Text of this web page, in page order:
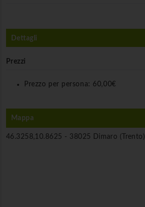
Dettagli
Prezzi
Prezzo per persona: 60,00€
Mappa
46.3258,10.8625 - 38025 Dimaro (Trento)